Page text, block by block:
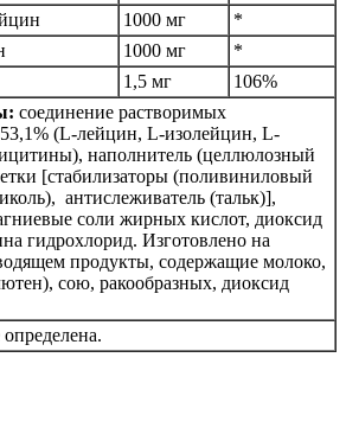
1000 мг
*
1000 мг
*
1,5 мг
106%
соединение растворимых
(L-лейцин, L-изолейцин, L-
наполнитель (целлюлозный
[стабилизаторы (поливиниловый
антислеживатель (тальк)],
соли жирных кислот, диоксид
гидрохлорид. Изготовлено на
продукты, содержащие молоко,
сою, ракообразных, диоксид